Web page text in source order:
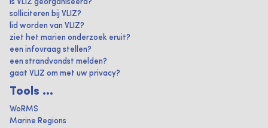
is VLIZ georganiseerd?
solliciteren bij VLIZ?
lid worden van VLIZ?
ziet het marien onderzoek eruit?
een infovraag stellen?
een strandvondst melden?
gaat VLIZ om met uw privacy?
Tools ...
WoRMS
Marine Regions